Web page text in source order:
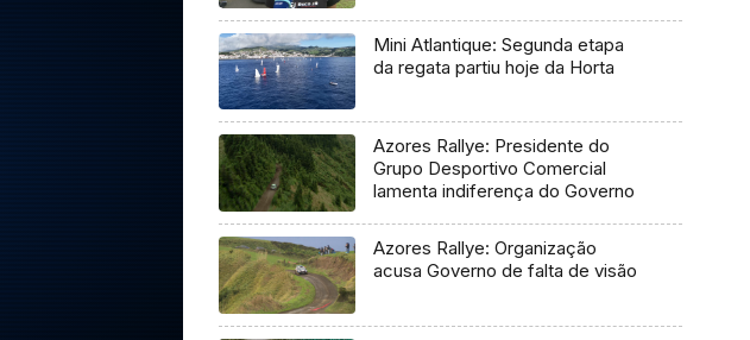
Mini Atlantique: Segunda etapa
da regata partiu hoje da Horta
Azores Rallye: Presidente do
Grupo Desportivo Comercial
lamenta indiferença do Governo
Azores Rallye: Organização
acusa Governo de falta de visão